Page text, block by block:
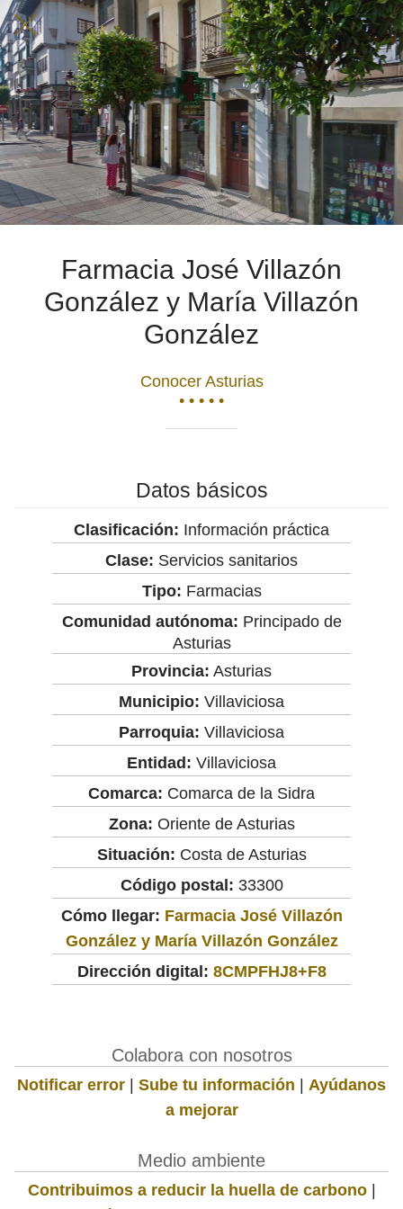
Farmacia José Villazón
González y María Villazón
González
Conocer Asturias
• • • • •
Datos básicos
Clasificación: Información práctica
Clase: Servicios sanitarios
Tipo: Farmacias
Comunidad autónoma: Principado de
Asturias
Provincia: Asturias
Municipio: Villaviciosa
Parroquia: Villaviciosa
Entidad: Villaviciosa
Comarca: Comarca de la Sidra
Zona: Oriente de Asturias
Situación: Costa de Asturias
Código postal: 33300
Cómo llegar: Farmacia José Villazón
González y María Villazón González
Dirección digital: 8CMPFHJ8+F8
Colabora con nosotros
Notificar error | Sube tu información | Ayúdanos
a mejorar
Medio ambiente
Contribuimos a reducir la huella de carbono|